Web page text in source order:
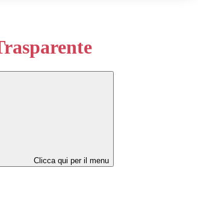
Clicca qui per il menu